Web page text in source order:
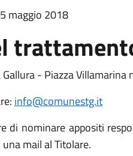
maggio 2018
- Piazza Villamarina
info@comunestg.it
di nominare appositi
mail al Titolare.